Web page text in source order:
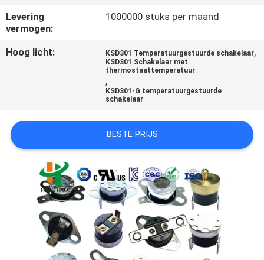
NIEUWS
ALLE
SITEMAP
PRIVACY
POLICY
Levering
vermogen:
1000000 stuks per maand
Hoog licht: KSD301 Temperatuurgestuurde schakelaar,
KSD301 Schakelaar met
thermostaattemperatuur
,
KSD301-G temperatuurgestuurde
schakelaar
BESTE PRIJS